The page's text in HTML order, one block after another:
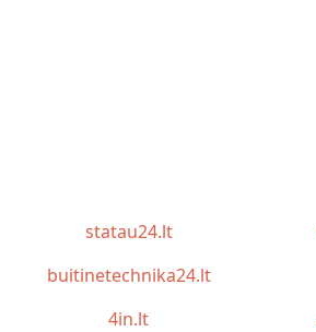
statau24.lt
buitinetechnika24.lt
4in.lt